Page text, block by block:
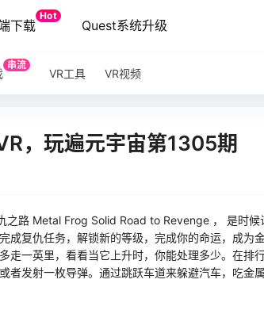
下载
Hot
Quest系统升级
串流
VR工具 VR视频
，玩遍元宇宙第1305期
之路 Metal Frog Solid Road to Revenge ， 是时
成复仇任务，解锁新的等级，完成你的命运，成为
一英里，看看当它上升时，你能处理多少。在排
者发射一枚导弹。通过跳跃车道来躲避汽车，吃金